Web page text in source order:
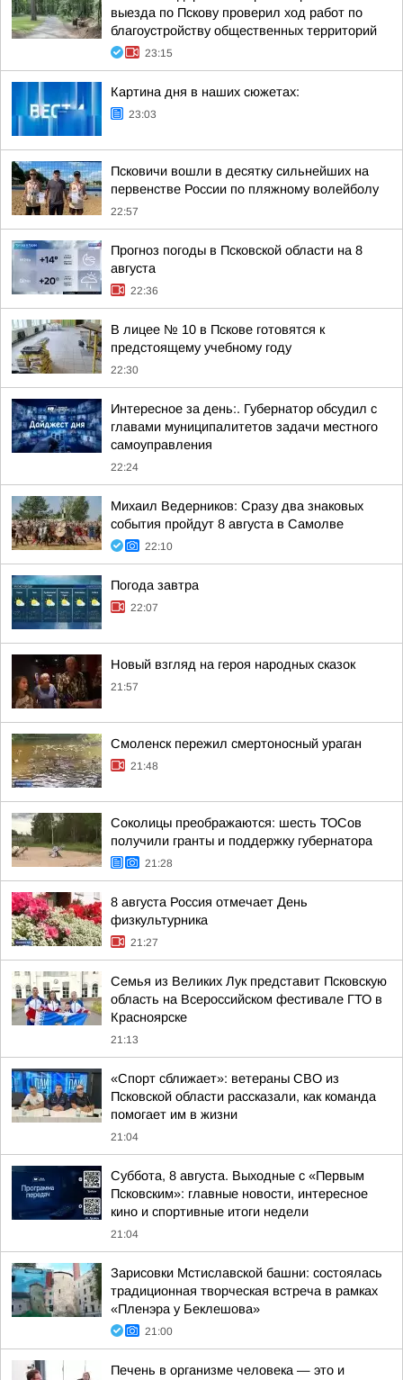
выезда по Пскову проверил ход работ по
благоустройству общественных территорий
23:15
Картина дня в наших сюжетах:
23:03
Псковичи вошли в десятку сильнейших на
первенстве России по пляжному волейболу
22:57
Прогноз погоды в Псковской области на 8
августа
22:36
В лицее № 10 в Пскове готовятся к
предстоящему учебному году
22:30
Интересное за день:. Губернатор обсудил с
главами муниципалитетов задачи местного
самоуправления
22:24
Михаил Ведерников: Сразу два знаковых
события пройдут 8 августа в Самолве
22:10
Погода завтра
22:07
Новый взгляд на героя народных сказок
21:57
Смоленск пережил смертоносный ураган
21:48
Соколицы преображаются: шесть ТОСов
получили гранты и поддержку губернатора
21:28
8 августа Россия отмечает День
физкультурника
21:27
Семья из Великих Лук представит Псковскую
область на Всероссийском фестивале ГТО в
Красноярске
21:13
«Спорт сближает»: ветераны СВО из
Псковской области рассказали, как команда
помогает им в жизни
21:04
Суббота, 8 августа. Выходные с «Первым
Псковским»: главные новости, интересное
кино и спортивные итоги недели
21:04
Зарисовки Мстиславской башни: состоялась
традиционная творческая встреча в рамках
«Пленэра у Беклешова»
21:00
Печень в организме человека — это и